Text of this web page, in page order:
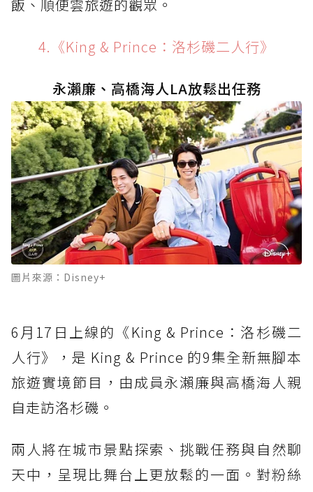
飯、順便雲旅遊的觀眾。
4.《King & Prince：洛杉磯二人行》
永瀨廉、高橋海人LA放鬆出任務
圖片來源：Disney+
6月17日上線的《King & Prince：洛杉磯二
人行》，是 King & Prince 的9集全新無腳本
旅遊實境節目，由成員永瀨廉與高橋海人親
自走訪洛杉磯。
兩人將在城市景點探索、挑戰任務與自然聊
天中，呈現比舞台上更放鬆的一面。對粉絲